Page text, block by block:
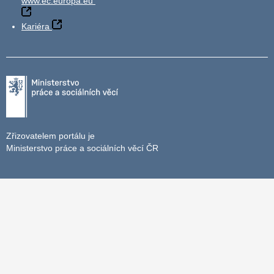
Kariéra
Zřizovatelem portálu je
Ministerstvo práce a sociálních věcí ČR